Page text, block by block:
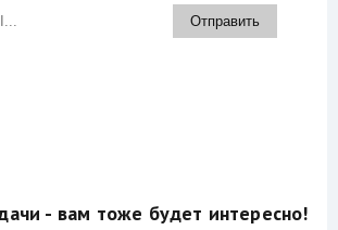
- вам тоже будет интересно!